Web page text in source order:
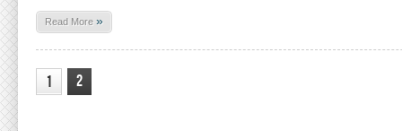
Read More »
1 2